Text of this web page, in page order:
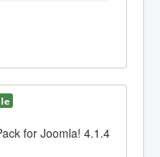
for Joomla! 4.1.4